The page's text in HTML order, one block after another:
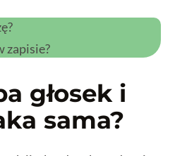
zapisie?
głosek i
sama?